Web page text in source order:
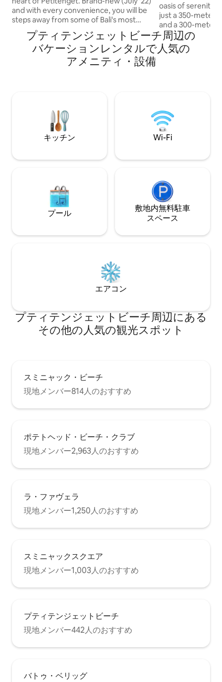
and with every convenience, you will be
steps away from some of Bali's most
iconic beach clubs, restaurants, and
cafes: Walk everywhere: Beach and
Beach / Pool Clubs * Seminyak beach - 9
minutes walk * Potato Head Beach Club -
7 minutes * Mrs Sippy - 8 minutes Hotels
oasis of serenity
just a 350-meter
and a 300-meter
Square and the
restaurant and
to Seminyak's
プティテンジェットビーチ⁠周⁠辺⁠の
バ⁠ケ⁠ー⁠シ⁠ョ⁠ン⁠レ⁠ン⁠タ⁠ル⁠で人⁠気⁠の
ア⁠メ⁠ニ⁠テ⁠ィ⁠・⁠設⁠備
キッチン Wi-Fi
プール
敷地内無料駐⁠車
ス⁠ペ⁠ー⁠ス
エアコン
プティテンジェットビーチ⁠周⁠辺⁠に⁠あ⁠る
そ⁠の⁠他⁠の人⁠気⁠の観⁠光⁠ス⁠ポ⁠ッ⁠ト
スミニャック・ビーチ
現地メンバー814人のおすすめ
ポテトヘッド・ビーチ・クラブ
現地メンバー2,963人のおすすめ
ラ・ファヴェラ
現地メンバー1,250人のおすすめ
スミニャックスクエア
現地メンバー1,003人のおすすめ
プティテンジェットビーチ
現地メンバー442人のおすすめ
バトゥ・ベリッグ